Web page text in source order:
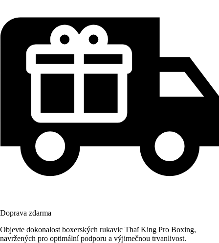
Doprava zdarma
Objevte dokonalost boxerských rukavic Thaï King Pro Boxing,
navržených pro optimální podporu a výjimečnou trvanlivost.